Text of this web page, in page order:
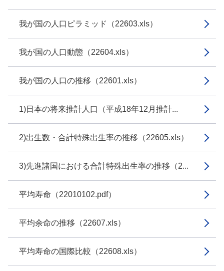
我が国の人口ピラミッド（22603.xls）
我が国の人口動態（22604.xls）
我が国の人口の推移（22601.xls）
1)日本の将来推計人口（平成18年12月推計...
2)出生数・合計特殊出生率の推移（22605.xls）
3)先進諸国における合計特殊出生率の推移（2...
平均寿命（22010102.pdf）
平均余命の推移（22607.xls）
平均寿命の国際比較（22608.xls）